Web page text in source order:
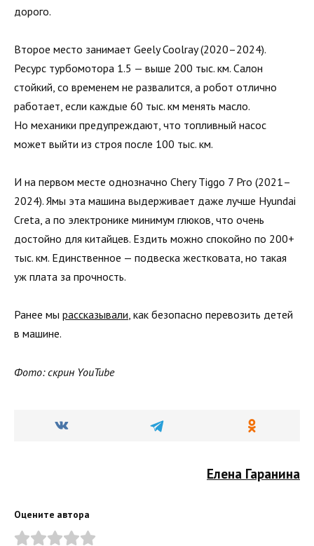
дорого.
Второе место занимает Geely Coolray (2020–2024).
Ресурс турбомотора 1.5 — выше 200 тыс. км. Салон
стойкий, со временем не развалится, а робот отлично
работает, если каждые 60 тыс. км менять масло.
Но механики предупреждают, что топливный насос
может выйти из строя после 100 тыс. км.
И на первом месте однозначно Chery Tiggo 7 Pro (2021–
2024). Ямы эта машина выдерживает даже лучше Hyundai
Creta, а по электронике минимум глюков, что очень
достойно для китайцев. Ездить можно спокойно по 200+
тыс. км. Единственное — подвеска жестковата, но такая
уж плата за прочность.
Ранее мы рассказывали, как безопасно перевозить детей
в машине.
Фото: скрин YouTube
Елена Гаранина
Оцените автора